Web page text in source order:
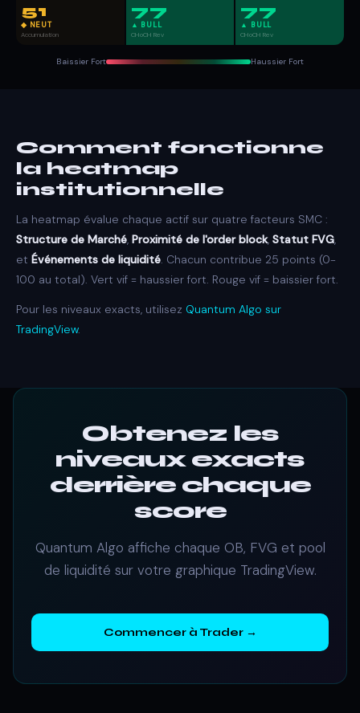
51
◆ NEUT
Accumulation
77
▲ BULL
CHoCH Rev
77
▲ BULL
CHoCH Rev
Baissier Fort Haussier Fort
Comment fonctionne
la heatmap
institutionnelle
La heatmap évalue chaque actif sur quatre facteurs SMC :
Structure de Marché, Proximité de l'order block, Statut FVG,
et Événements de liquidité. Chacun contribue 25 points (0-
100 au total). Vert vif = haussier fort. Rouge vif = baissier fort.
Pour les niveaux exacts, utilisez Quantum Algo sur
TradingView.
Obtenez les
niveaux exacts
derrière chaque
score
Quantum Algo affiche chaque OB, FVG et pool
de liquidité sur votre graphique TradingView.
Commencer à Trader →